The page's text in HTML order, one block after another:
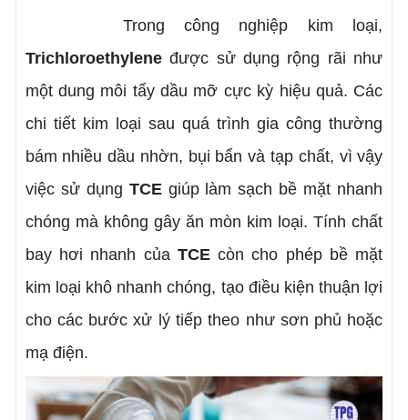
Trong công nghiệp kim loại,
Trichloroethyleneđược sử dụng rộng rãi như
một dung môi tẩy dầu mỡ cực kỳ hiệu quả. Các
chi tiết kim loại sau quá trình gia công thường
bám nhiều dầu nhờn, bụi bẩn và tạp chất, vì vậy
việc sử dụng TCEgiúp làm sạch bề mặt nhanh
chóng mà không gây ăn mòn kim loại. Tính chất
bay hơi nhanh của TCEcòn cho phép bề mặt
kim loại khô nhanh chóng, tạo điều kiện thuận lợi
cho các bước xử lý tiếp theo như sơn phủ hoặc
mạ điện.